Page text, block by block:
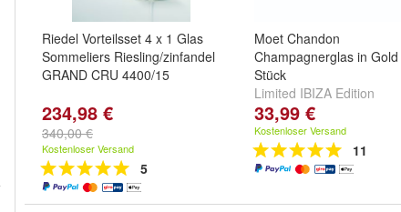
Riedel Vorteilsset 4 x 1 Glas
Sommeliers Riesling/zinfandel
GRAND CRU 4400/15
234,98 €
340,00 €
Kostenloser Versand
5
Moet Chandon
Champagnerglas in Gold
Stück
Limited IBIZA Edition
33,99 €
Kostenloser Versand
11